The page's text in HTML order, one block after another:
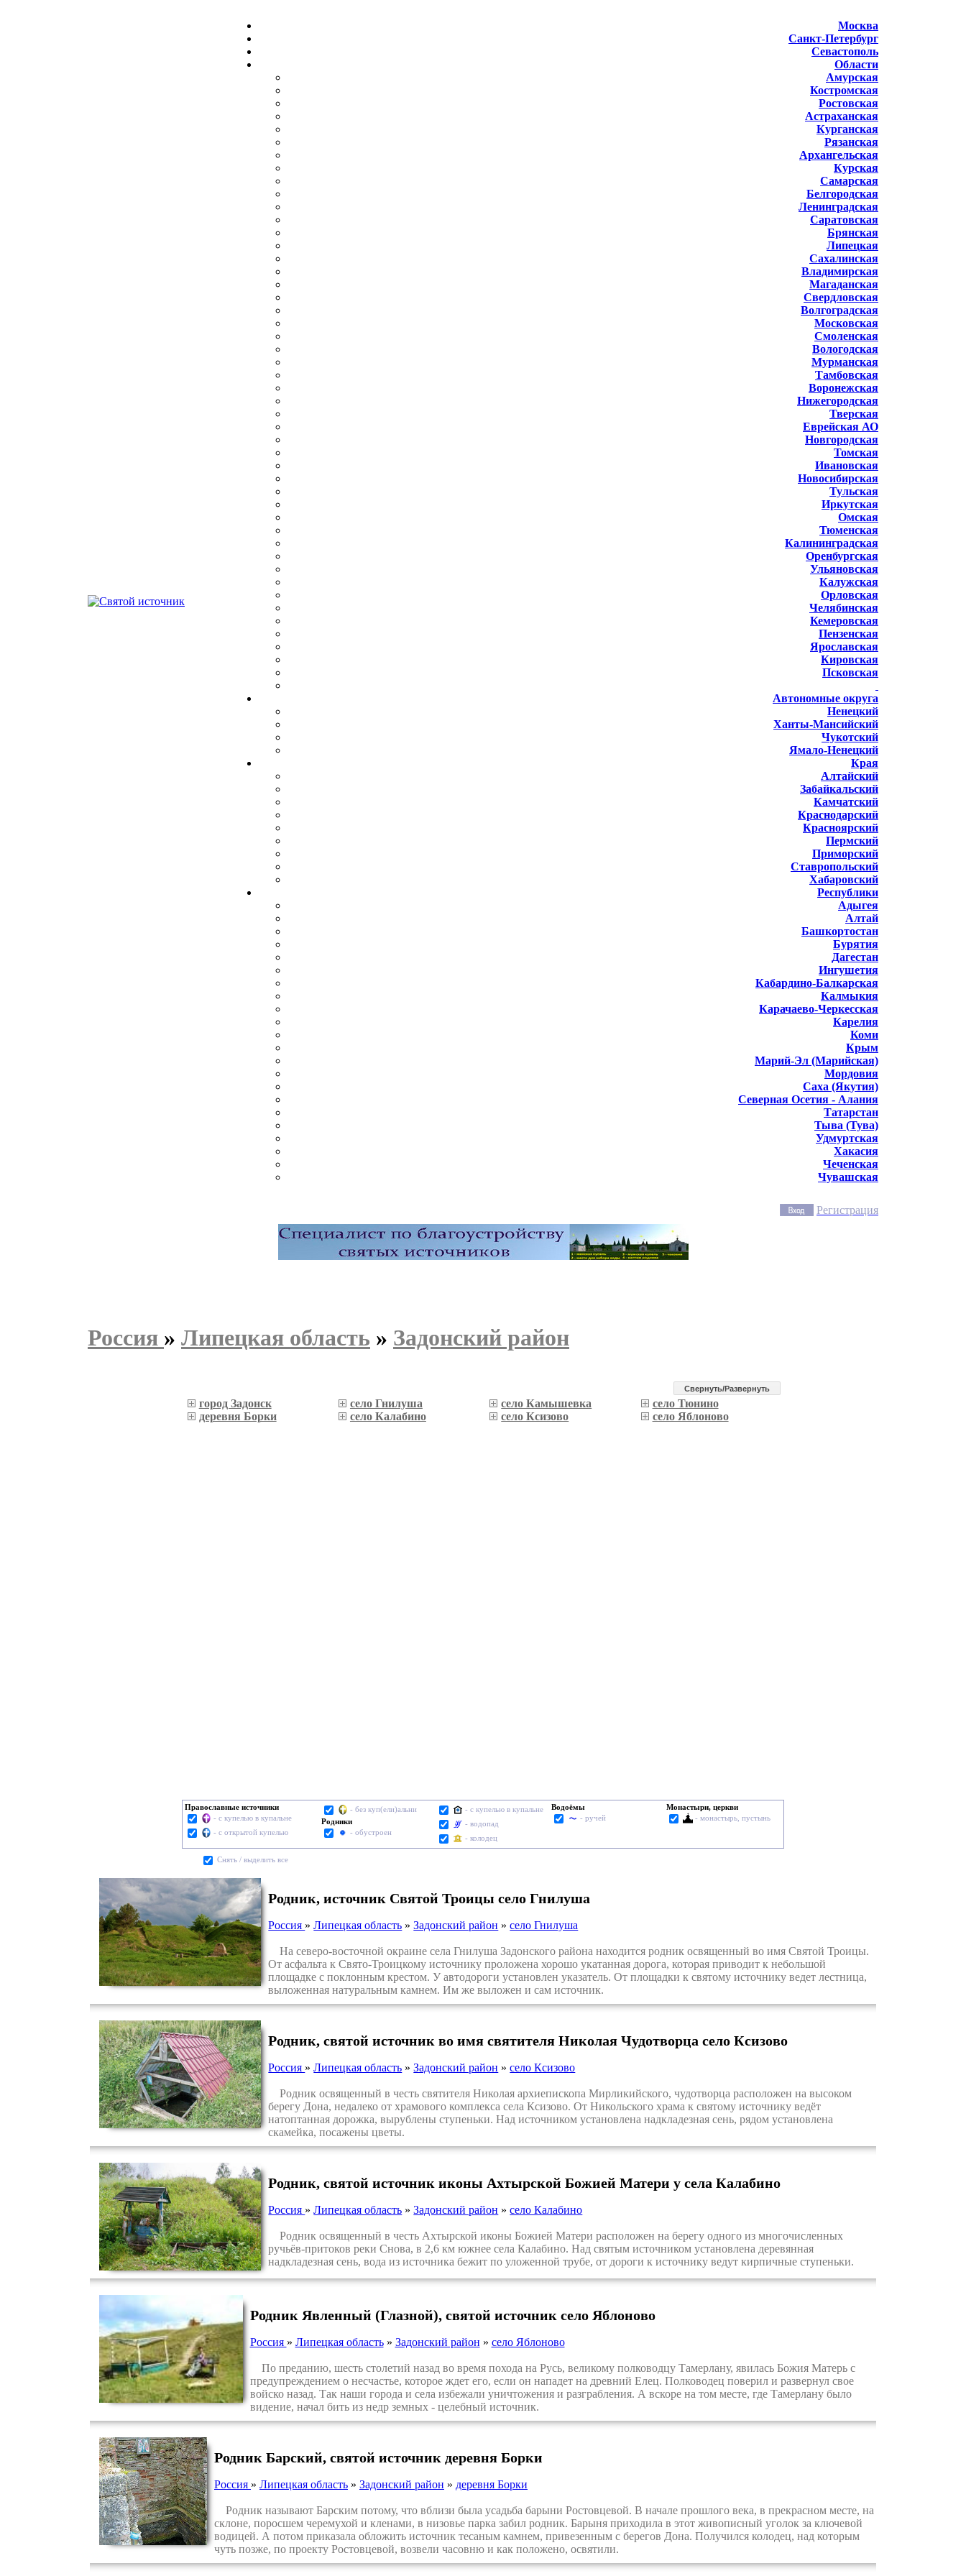
Москва
Санкт-Петербург
Севастополь
Области
Амурская
Костромская
Ростовская
Астраханская
Курганская
Рязанская
Архангельская
Курская
Самарская
Белгородская
Ленинградская
Саратовская
Брянская
Липецкая
Сахалинская
Владимирская
Магаданская
Свердловская
Волгоградская
Московская
Смоленская
Вологодская
Мурманская
Тамбовская
Воронежская
Нижегородская
Тверская
Еврейская АО
Новгородская
Томская
Ивановская
Новосибирская
Тульская
Иркутская
Омская
Тюменская
Калининградская
Оренбургская
Ульяновская
Калужская
Орловская
Челябинская
Кемеровская
Пензенская
Ярославская
Кировская
Псковская
Автономные округа
Ненецкий
Ханты-Мансийский
Чукотский
Ямало-Ненецкий
Края
Алтайский
Забайкальский
Камчатский
Краснодарский
Красноярский
Пермский
Приморский
Ставропольский
Хабаровский
Республики
Адыгея
Алтай
Башкортостан
Бурятия
Дагестан
Ингушетия
Кабардино-Балкарская
Калмыкия
Карачаево-Черкесская
Карелия
Коми
Крым
Марий-Эл (Марийская)
Мордовия
Саха (Якутия)
Северная Осетия - Алания
Татарстан
Тыва (Тува)
Удмуртская
Хакасия
Чеченская
Чувашская
Регистрация
Россия » Липецкая область » Задонский район
Cвернуть/Развернуть
город Задонск
деревня Борки
село Гнилуша
село Калабино
село Камышевка
село Ксизово
село Тюнино
село Яблоново
Православные источники
- с купелью в купальне
- с открытой купелью
- без куп(ели)альни
Родники
- обустроен
- с купелью в купальне
- водопад
- колодец
Водоёмы
- ручей
Монастыри, церкви
- монастырь, пустынь
Cнять / выделить все
Родник, источник Святой Троицы село Гнилуша
Россия »Липецкая область »Задонский район »село Гнилуша
На северо-восточной окраине села Гнилуша Задонского района находится родник освященный во имя Святой Троицы.
От асфальта к Свято-Троицкому источнику проложена хорошо укатанная дорога, которая приводит к небольшой
площадке с поклонным крестом. У автодороги установлен указатель. От площадки к святому источнику ведет лестница,
выложенная натуральным камнем. Им же выложен и сам источник.
Родник, святой источник во имя святителя Николая Чудотворца село Ксизово
Россия »Липецкая область »Задонский район »село Ксизово
Родник освященный в честь святителя Николая архиепископа Мирликийского, чудотворца расположен на высоком
берегу Дона, недалеко от храмового комплекса села Ксизово. От Никольского храма к святому источнику ведёт
натоптанная дорожка, вырублены ступеньки. Над источником установлена надкладезная сень, рядом установлена
скамейка, посажены цветы.
Родник, святой источник иконы Ахтырской Божией Матери у села Калабино
Россия »Липецкая область »Задонский район »село Калабино
Родник освященный в честь Ахтырской иконы Божией Матери расположен на берегу одного из многочисленных
ручьёв-притоков реки Снова, в 2,6 км южнее села Калабино. Над святым источником установлена деревянная
надкладезная сень, вода из источника бежит по уложенной трубе, от дороги к источнику ведут кирпичные ступеньки.
Родник Явленный (Глазной), святой источник село Яблоново
Россия » Липецкая область» Задонский район » село Яблоново
По преданию, шесть столетий назад во время похода на Русь, великому полководцу Тамерлану, явилась Божия Матерь с
предупреждением о несчастье, которое ждет его, если он нападет на древний Елец. Полководец поверил и развернул свое
войско назад. Так наши города и села избежали уничтожения и разграбления. А вскоре на том месте, где Тамерлану было
видение, начал бить из недр земных - целебный источник.
Родник Барский, святой источник деревня Борки
Россия » Липецкая область » Задонский район » деревня Борки
Родник называют Барским потому, что вблизи была усадьба барыни Ростовцевой. В начале прошлого века, в прекрасном месте, на
склоне, поросшем черемухой и кленами, в низовье парка забил родник. Барыня приходила в этот живописный уголок за ключевой
водицей. А потом приказала обложить источник тесаным камнем, привезенным с берегов Дона. Получился колодец, над которым
чуть позже, по проекту Ростовцевой, возвели часовню и как положено, освятили.